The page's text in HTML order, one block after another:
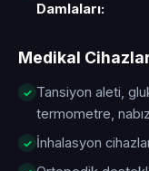
Damlaları:
Medikal
Tansiyon aleti,
termometre,
İnhalasyon